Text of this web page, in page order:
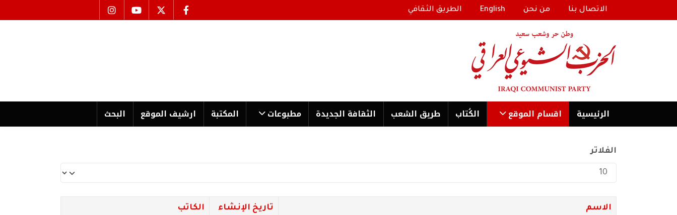
الاتصال بنا من نحن English الطريق الثقافي
الرئیسية اقسام الموقع الكُتاب طریق الشعب الثقافة الجدیدة مطبوعات المكتبة ارشیف الموقع البحث
الفلاتر
عدد الإظهارات:
الاسم تاريخ الإنشاء الكاتب